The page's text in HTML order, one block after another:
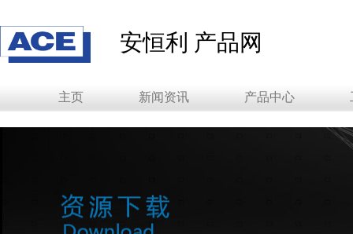
安恒利 产品网
主页 新闻资讯 产品中心